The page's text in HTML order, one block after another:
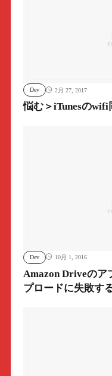
Dev 2月 27, 2017
悩む＞iTunesのwifi
Dev 10月 1, 2016
Amazon Driveのア
プロードに失敗す